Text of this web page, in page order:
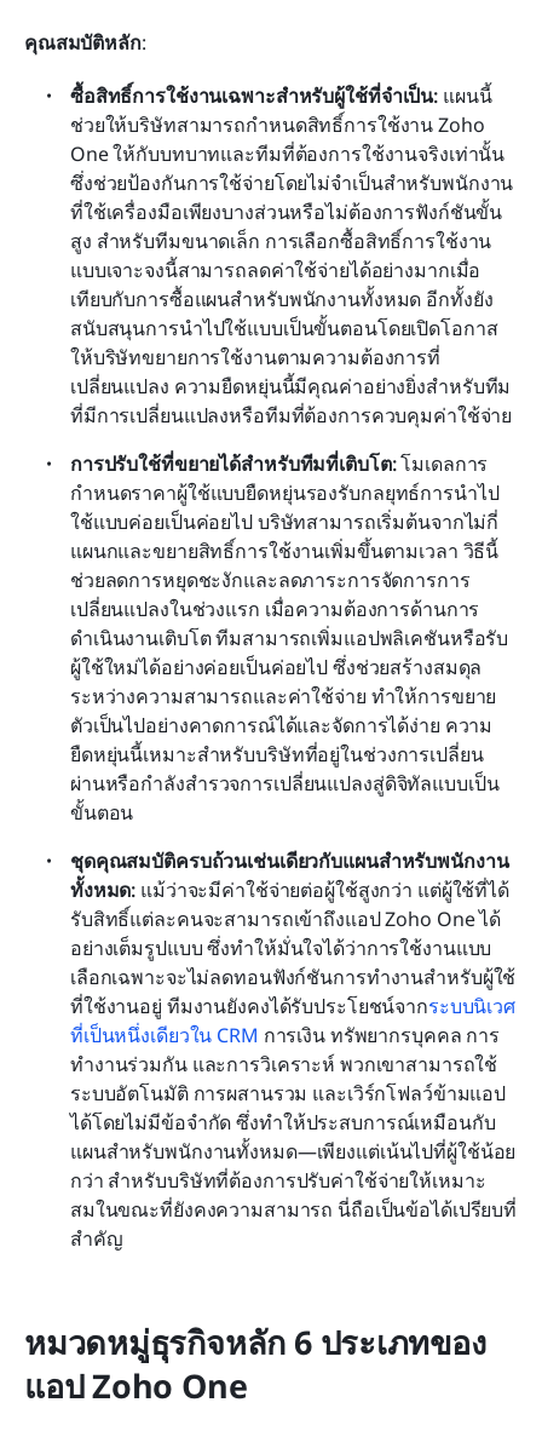
คุณสมบัติหลัก:
ซื้อสิทธิ์การใช้งานเฉพาะสำหรับผู้ใช้ที่จำเป็น: แผนนี้
ช่วยให้บริษัทสามารถกำหนดสิทธิ์การใช้งาน Zoho
One ให้กับบทบาทและทีมที่ต้องการใช้งานจริงเท่านั้น
ซึ่งช่วยป้องกันการใช้จ่ายโดยไม่จำเป็นสำหรับพนักงาน
ที่ใช้เครื่องมือเพียงบางส่วนหรือไม่ต้องการฟังก์ชันขั้น
สูง สำหรับทีมขนาดเล็ก การเลือกซื้อสิทธิ์การใช้งาน
แบบเจาะจงนี้สามารถลดค่าใช้จ่ายได้อย่างมากเมื่อ
เทียบกับการซื้อแผนสำหรับพนักงานทั้งหมด อีกทั้งยัง
สนับสนุนการนำไปใช้แบบเป็นขั้นตอนโดยเปิดโอกาส
ให้บริษัทขยายการใช้งานตามความต้องการที่
เปลี่ยนแปลง ความยืดหยุ่นนี้มีคุณค่าอย่างยิ่งสำหรับทีม
ที่มีการเปลี่ยนแปลงหรือทีมที่ต้องการควบคุมค่าใช้จ่าย
การปรับใช้ที่ขยายได้สำหรับทีมที่เติบโต: โมเดลการ
กำหนดราคาผู้ใช้แบบยืดหยุ่นรองรับกลยุทธ์การนำไป
ใช้แบบค่อยเป็นค่อยไป บริษัทสามารถเริ่มต้นจากไม่กี่
แผนกและขยายสิทธิ์การใช้งานเพิ่มขึ้นตามเวลา วิธีนี้
ช่วยลดการหยุดชะงักและลดภาระการจัดการการ
เปลี่ยนแปลงในช่วงแรก เมื่อความต้องการด้านการ
ดำเนินงานเติบโต ทีมสามารถเพิ่มแอปพลิเคชันหรือรับ
ผู้ใช้ใหม่ได้อย่างค่อยเป็นค่อยไป ซึ่งช่วยสร้างสมดุล
ระหว่างความสามารถและค่าใช้จ่าย ทำให้การขยาย
ตัวเป็นไปอย่างคาดการณ์ได้และจัดการได้ง่าย ความ
ยืดหยุ่นนี้เหมาะสำหรับบริษัทที่อยู่ในช่วงการเปลี่ยน
ผ่านหรือกำลังสำรวจการเปลี่ยนแปลงสู่ดิจิทัลแบบเป็น
ขั้นตอน
ชุดคุณสมบัติครบถ้วนเช่นเดียวกับแผนสำหรับพนักงาน
ทั้งหมด: แม้ว่าจะมีค่าใช้จ่ายต่อผู้ใช้สูงกว่า แต่ผู้ใช้ที่ได้
รับสิทธิ์แต่ละคนจะสามารถเข้าถึงแอป Zoho One ได้
อย่างเต็มรูปแบบ ซึ่งทำให้มั่นใจได้ว่าการใช้งานแบบ
เลือกเฉพาะจะไม่ลดทอนฟังก์ชันการทำงานสำหรับผู้ใช้
ที่ใช้งานอยู่ ทีมงานยังคงได้รับประโยชน์จากระบบนิเวศ
ที่เป็นหนึ่งเดียวใน CRM การเงิน ทรัพยากรบุคคล การ
ทำงานร่วมกัน และการวิเคราะห์ พวกเขาสามารถใช้
ระบบอัตโนมัติ การผสานรวม และเวิร์กโฟลว์ข้ามแอป
ได้โดยไม่มีข้อจำกัด ซึ่งทำให้ประสบการณ์เหมือนกับ
แผนสำหรับพนักงานทั้งหมด—เพียงแต่เน้นไปที่ผู้ใช้น้อย
กว่า สำหรับบริษัทที่ต้องการปรับค่าใช้จ่ายให้เหมาะ
สมในขณะที่ยังคงความสามารถ นี่ถือเป็นข้อได้เปรียบที่
สำคัญ
หมวดหมู่ธุรกิจหลัก 6 ประเภทของ
แอป Zoho One